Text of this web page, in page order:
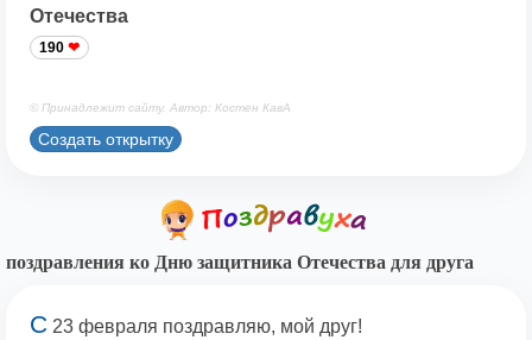
Отечества
190
© Принадлежит сайту. Автор: Костен КавА
Создать открытку
поздравления ко Дню защитника Отечества для друга
С 23 февраля поздравляю, мой друг!